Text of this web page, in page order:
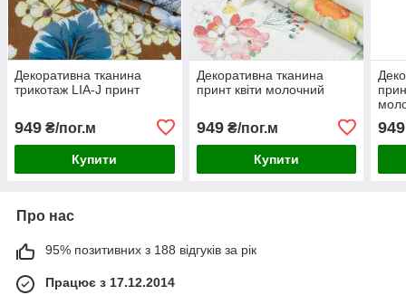
Декоративна тканина
трикотаж LIA-J принт
949 ₴/пог.м
Купити
Декоративна тканина
принт квіти молочний
949₴/пог.м
Купити
949
Про нас
95% позитивних з 188 відгуків за рік
Працює з 17.12.2014